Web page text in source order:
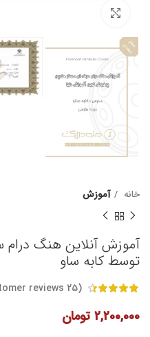
خانه آموزش
آموزش آنلاین هنگ
توسط کابه ساو
(
25
2,200,000 تومان